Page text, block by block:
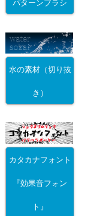
パターンブラシ
水の素材（切り抜
き）
カタカナフォント
『効果音フォン
ト』